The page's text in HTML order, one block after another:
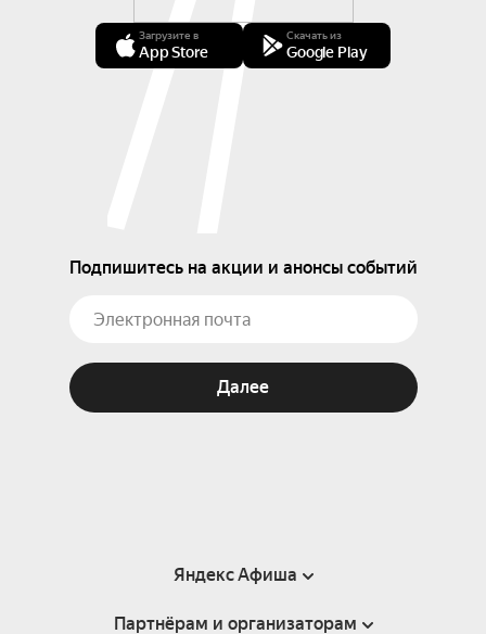
Загрузите в
App Store
Скачать из
Google Play
Подпишитесь на акции и анонсы событий
Далее
Яндекс Афиша
Справка
Партнёрам и организаторам